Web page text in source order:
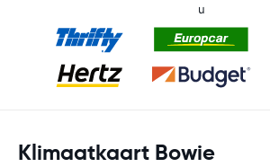
u
Klimaatkaart Bowie